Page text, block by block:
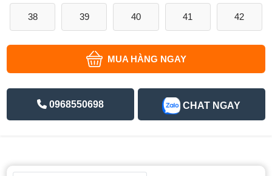
38 39 40 41 42
MUA HÀNG NGAY
0968550698 CHAT NGAY